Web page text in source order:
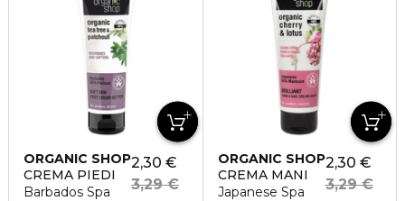
ORGANIC SHOP
CREMA PIEDI
Barbados Spa
2,30 €
3,29 €
ORGANIC SHOP
CREMA MANI
Japanese Spa
2,30 €
3,29 €